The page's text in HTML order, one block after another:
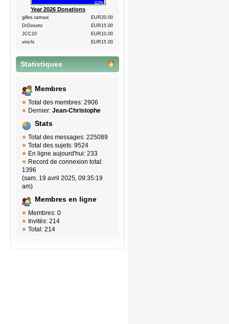
112%
Year 2026 Donations
gilles.tarroux
EUR20.00
DrDesoto
EUR15.00
JCC10
EUR10.00
vinchi
EUR15.00
Statistiques
Membres
Total des membres: 2906
Dernier: Jean-Christophe
Stats
Total des messages: 225089
Total des sujets: 9524
En ligne aujourd'hui: 233
Record de connexion total:
1396
(sam. 19 avril 2025, 09:35:19
am)
Membres en ligne
Membres: 0
Invités: 214
Total: 214